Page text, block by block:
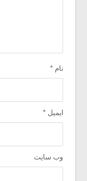
نام *
ایمیل *
وب‌ سایت